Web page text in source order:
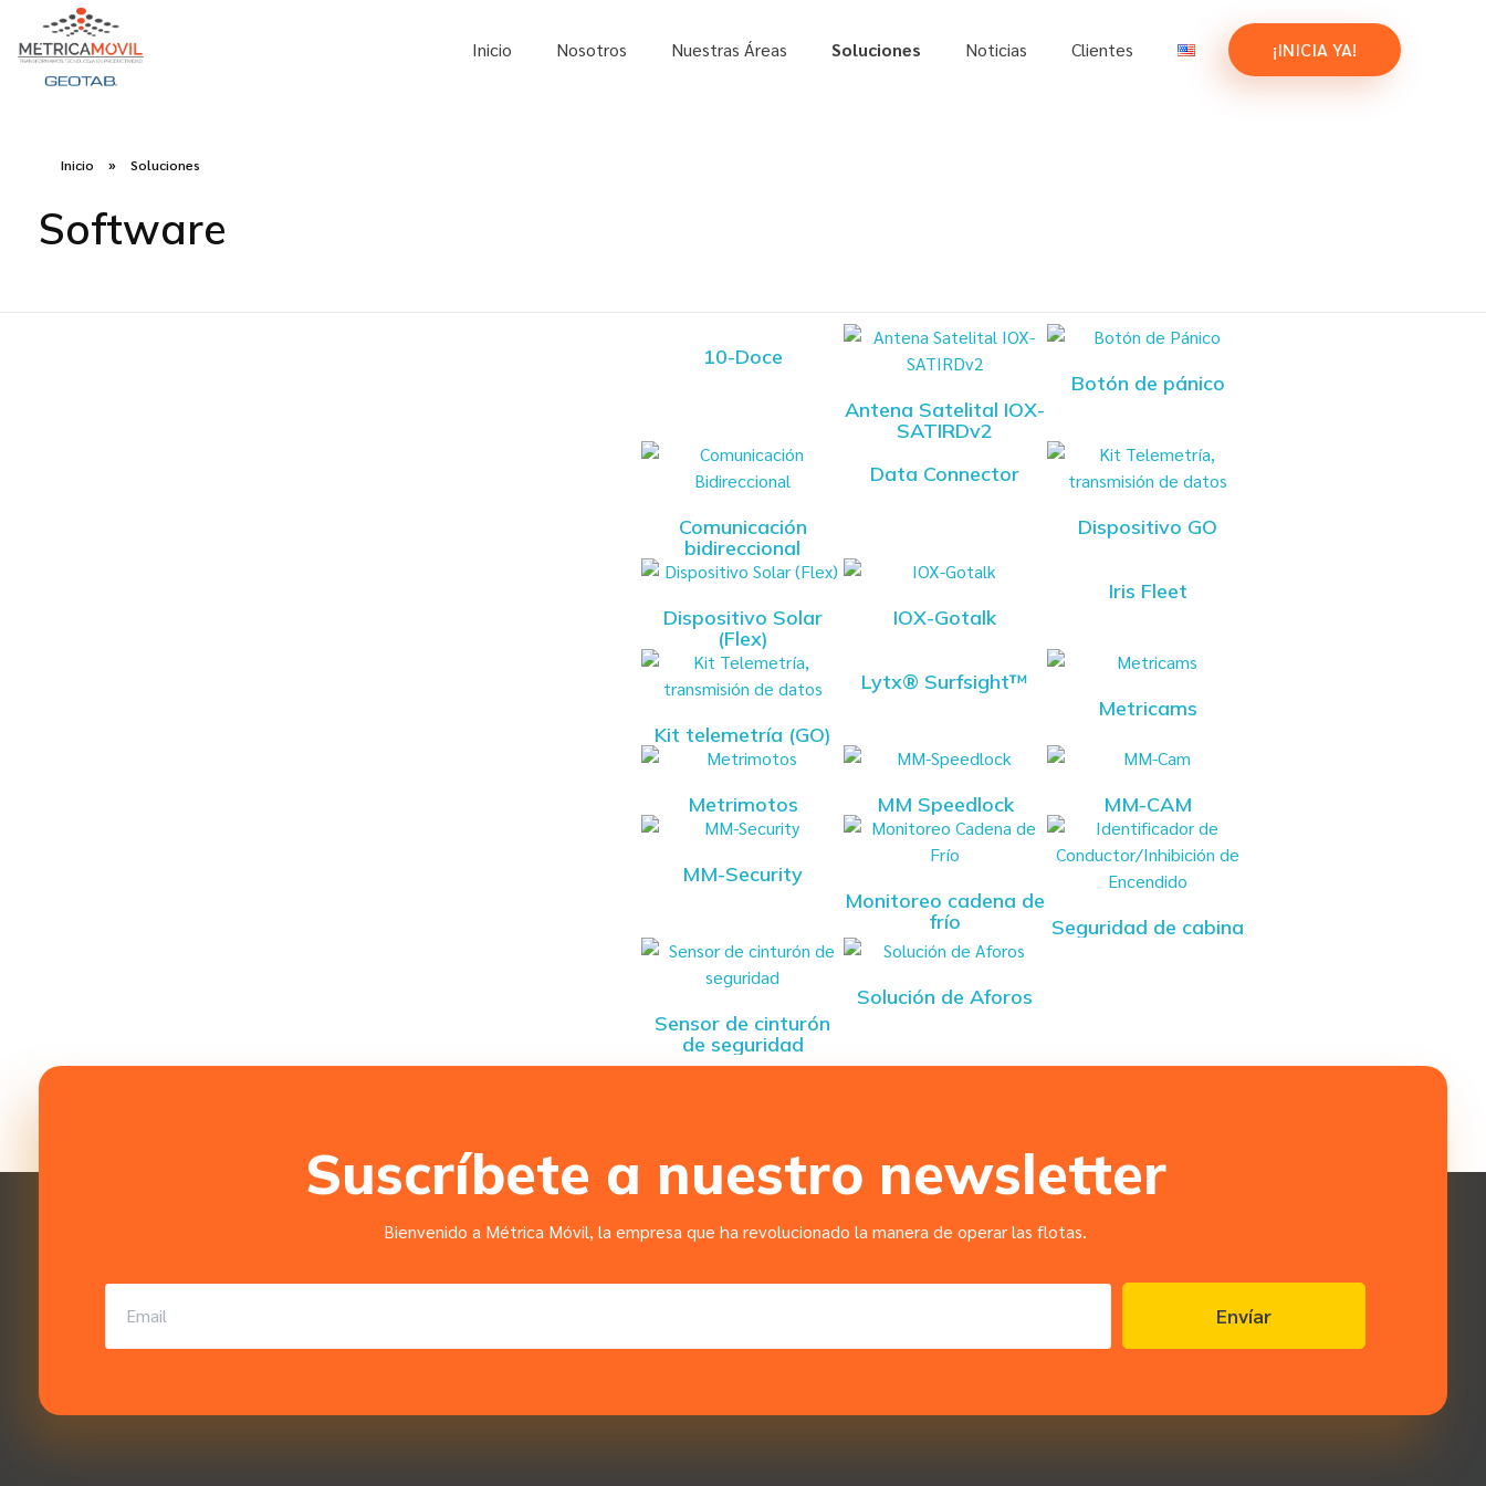
Inicio Nosotros Nuestras Áreas Soluciones Noticias Clientes ¡INICIA YA!
Inicio » Soluciones
Software
10-Doce
Antena Satelital IOX-
SATIRDv2
Botón de pánico
Comunicación
bidireccional
Data Connector
Dispositivo GO
Dispositivo Solar
(Flex)
IOX-Gotalk
Iris Fleet
Kit telemetría (GO)
Lytx® Surfsight™
Metricams
Metrimotos MM Speedlock MM-CAM
MM-Security
Monitoreo cadena de
frío
Seguridad de cabina
Sensor de cinturón
de seguridad
Solución de Aforos
Suscríbete a nuestro newsletter
Bienvenido a Métrica Móvil, la empresa que ha revolucionado la manera de operar las flotas.
Envíar